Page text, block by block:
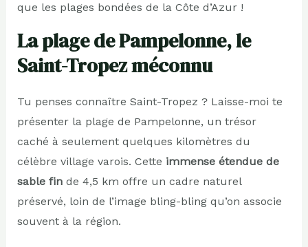
que les plages bondées de la Côte d’Azur !
La plage de Pampelonne, le
Saint-Tropez méconnu
Tu penses connaître Saint-Tropez ? Laisse-moi te
présenter la plage de Pampelonne, un trésor
caché à seulement quelques kilomètres du
célèbre village varois. Cette immense étendue de
sable finde 4,5 km offre un cadre naturel
préservé, loin de l’image bling-bling qu’on associe
souvent à la région.